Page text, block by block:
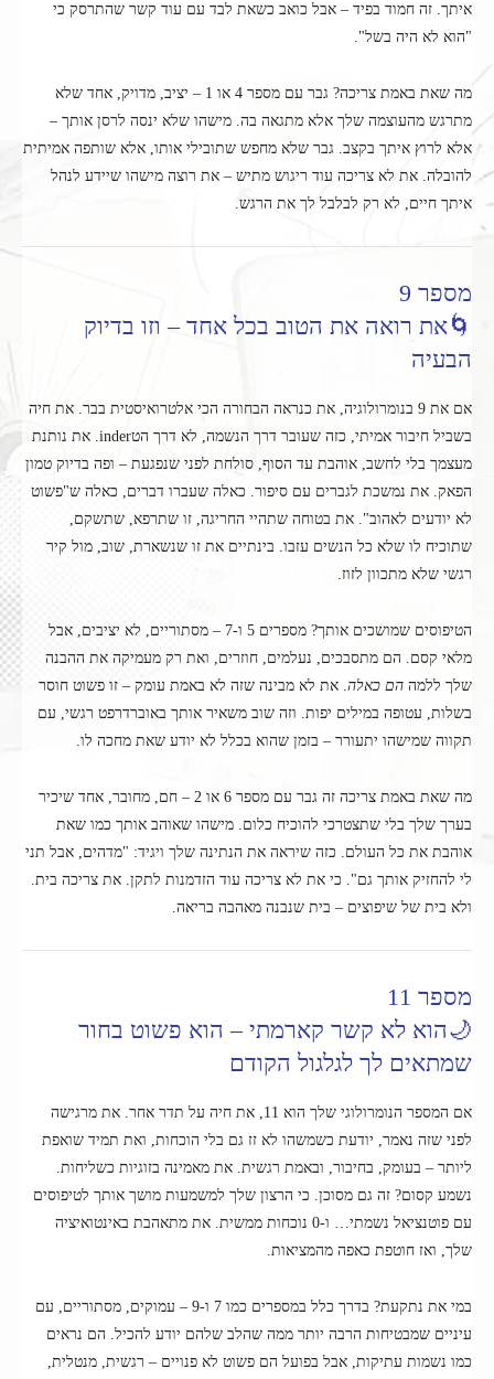
איתך. זה חמוד בפיד – אבל כואב כשאת לבד עם עוד קשר שהתרסק כי
"הוא לא היה בשל".
מה שאת באמת צריכה? גבר עם מספר 4 או 1 – יציב, מדויק, אחד שלא
מתרגש מהעוצמה שלך אלא מתגאה בה. מישהו שלא ינסה לרסן אותך –
אלא לרוץ איתך בקצב. גבר שלא מחפש שתובילי אותו, אלא שותפה אמיתית
להובלה. את לא צריכה עוד ריגוש מתיש – את רוצה מישהו שיידע לנהל
איתך חיים, לא רק לבלבל לך את הרגש.
מספר 9
🌀את רואה את הטוב בכל אחד – וזו בדיוק
הבעיה
אם את 9 בנומרולוגיה, את כנראה הבחורה הכי אלטרואיסטית בבר. את חיה
בשביל חיבור אמיתי, כזה שעובר דרך הנשמה, לא דרך הטinder. את נותנת
מעצמך בלי לחשב, אוהבת עד הסוף, סולחת לפני שנפגעת – ופה בדיוק טמון
הפאק. את נמשכת לגברים עם סיפור. כאלה שעברו דברים, כאלה ש"פשוט
לא יודעים לאהוב". את בטוחה שתהיי החריגה, זו שתרפא, שתשקם,
שתוכיח לו שלא כל הנשים עזבו. בינתיים את זו שנשארת, שוב, מול קיר
רגשי שלא מתכוון לזוז.
הטיפוסים שמושכים אותך? מספרים 5 ו-7 – מסתוריים, לא יציבים, אבל
מלאי קסם. הם מתסבכים, נעלמים, חוזרים, ואת רק מעמיקה את ההבנה
שלך ללמה הם כאלה. את לא מבינה שזה לא באמת עומק – זו פשוט חוסר
בשלות, עטופה במילים יפות. וזה שוב משאיר אותך באוברדרפט רגשי, עם
תקווה שמישהו יתעורר – בזמן שהוא בכלל לא יודע שאת מחכה לו.
מה שאת באמת צריכה זה גבר עם מספר 6 או 2 – חם, מחובר, אחד שיכיר
בערך שלך בלי שתצטרכי להוכיח כלום. מישהו שאוהב אותך כמו שאת
אוהבת את כל העולם. כזה שיראה את הנתינה שלך ויגיד: "מדהים, אבל תני
לי להחזיק אותך גם". כי את לא צריכה עוד הזדמנות לתקן. את צריכה בית.
ולא בית של שיפוצים – בית שנבנה מאהבה בריאה.
מספר 11
🌙הוא לא קשר קארמתי – הוא פשוט בחור
שמתאים לך לגלגול הקודם
אם המספר הנומרולוגי שלך הוא 11, את חיה על תדר אחר. את מרגישה
לפני שזה נאמר, יודעת כשמשהו לא זז גם בלי הוכחות, ואת תמיד שואפת
ליותר – בעומק, בחיבור, ובאמת רגשית. את מאמינה בזוגיות כשליחות.
נשמע קסום? זה גם מסוכן. כי הרצון שלך למשמעות מושך אותך לטיפוסים
עם פוטנציאל נשמתי… ו-0 נוכחות ממשית. את מתאהבת באינטואיציה
שלך, ואז חוטפת כאפה מהמציאות.
במי את נתקעת? בדרך כלל במספרים כמו 7 ו-9 – עמוקים, מסתוריים, עם
עיניים שמבטיחות הרבה יותר ממה שהלב שלהם יודע להכיל. הם נראים
כמו נשמות עתיקות, אבל בפועל הם פשוט לא פנויים – רגשית, מנטלית,